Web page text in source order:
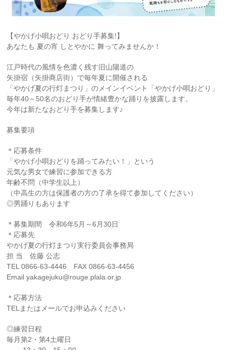
【やかげ小唄おどり おどり手募集!】
あなたも 夏の宵 しとやかに 舞ってみませんか！
江戸時代の風情を色濃く残す旧山陽道の
矢掛宿（矢掛商店街）で毎年夏に開催される
「やかげ夏の行灯まつり」のメインイベント「やかげ小唄おどり」
毎年40～50名のおどり手が情緒豊かな踊りを披露します。
今年は新たなおどり手を募集します♪
募集要項
＊応募条件
「やかげ小唄おどりを踊ってみたい！」という
元気な男女で練習に参加できる方
年齢不問（中学生以上）
（中高生の方は保護者の方の了承を得て参加してください）
◎男踊りもあります
＊募集期間 令和6年5月～6月30日
＊応募先
やかげ夏の行灯まつり実行委員会事務局
担 当 佐藤 公志
TEL 0866-63-4446 FAX 0866-63-4456
Email yakagejuku@rouge.plala.or.jp
＊応募方法
TELまたはメールでお申込みください
◎練習日程
毎月第2・第4土曜日